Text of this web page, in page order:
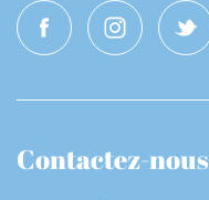
Contactez-nous